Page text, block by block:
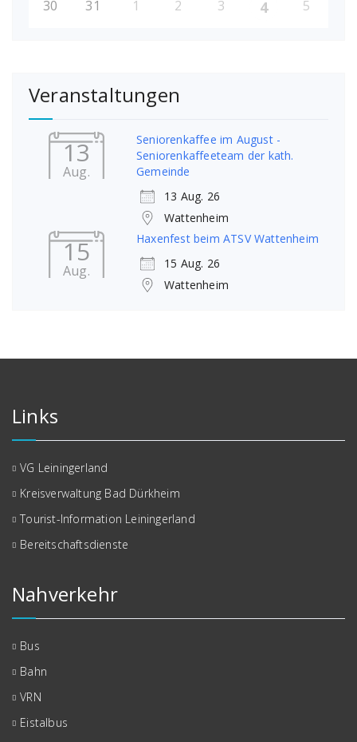
30 31 1 2 3 4 5
Veranstaltungen
13
Aug.
Seniorenkaffee im August -
Seniorenkaffeeteam der kath.
Gemeinde
13 Aug. 26
Wattenheim
15
Aug.
Haxenfest beim ATSV Wattenheim
15 Aug. 26
Wattenheim
Links
VG Leiningerland
Kreisverwaltung Bad Dürkheim
Tourist-Information Leiningerland
Bereitschaftsdienste
Nahverkehr
Bus
Bahn
VRN
Eistalbus